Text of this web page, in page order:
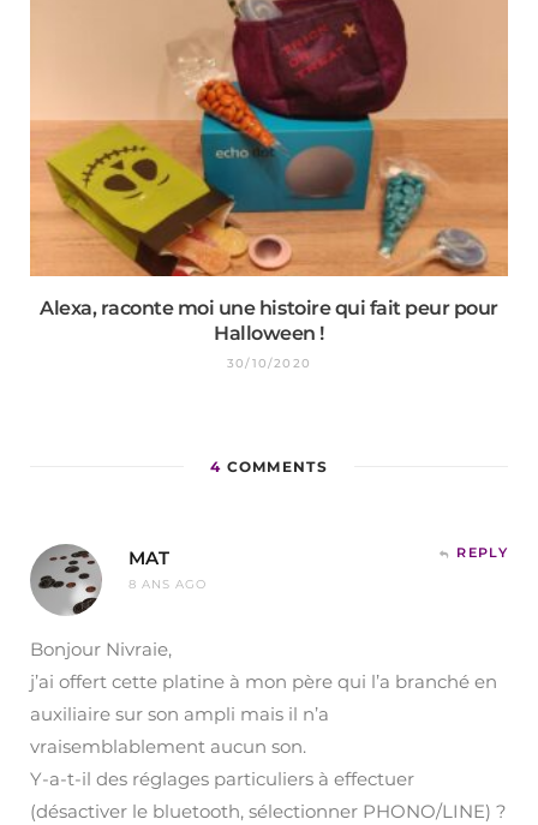
Alexa, raconte moi une histoire qui fait peur pour
Halloween !
30/10/2020
4 COMMENTS
MAT
8 ANS AGO
REPLY
Bonjour Nivraie,
j’ai offert cette platine à mon père qui l’a branché en
auxiliaire sur son ampli mais il n’a
vraisemblablement aucun son.
Y-a-t-il des réglages particuliers à effectuer
(désactiver le bluetooth, sélectionner PHONO/LINE) ?